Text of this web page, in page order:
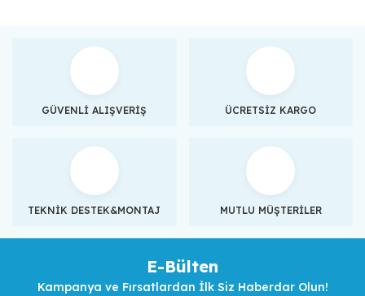
GÜVENLİ ALIŞVERİŞ ÜCRETSİZ KARGO
TEKNİK DESTEK&MONTAJ MUTLU MÜŞTERİLER
E-Bülten
Kampanya ve Fırsatlardan İlk Siz Haberdar Olun!